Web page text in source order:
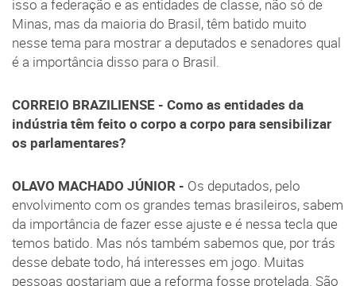
isso a federação e as entidades de classe, não só de
Minas, mas da maioria do Brasil, têm batido muito
nesse tema para mostrar a deputados e senadores qual
é a importância disso para o Brasil.
CORREIO BRAZILIENSE - Como as entidades da
indústria têm feito o corpo a corpo para sensibilizar
os parlamentares?
OLAVO MACHADO JÚNIOR - Os deputados, pelo
envolvimento com os grandes temas brasileiros, sabem
da importância de fazer esse ajuste e é nessa tecla que
temos batido. Mas nós também sabemos que, por trás
desse debate todo, há interesses em jogo. Muitas
pessoas gostariam que a reforma fosse protelada. São